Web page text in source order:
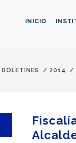
INICIO
BOLETINES / 2014 /